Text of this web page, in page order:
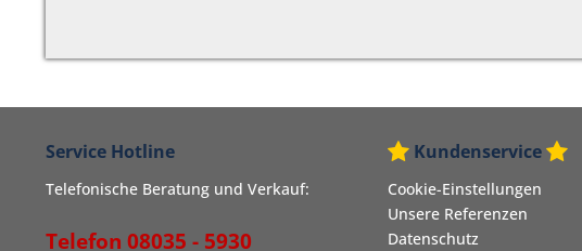
Service Hotline
Telefonische Beratung und Verkauf:
Telefon 08035 - 5930
Kundenservice
Cookie-Einstellungen
Unsere Referenzen
Datenschutz